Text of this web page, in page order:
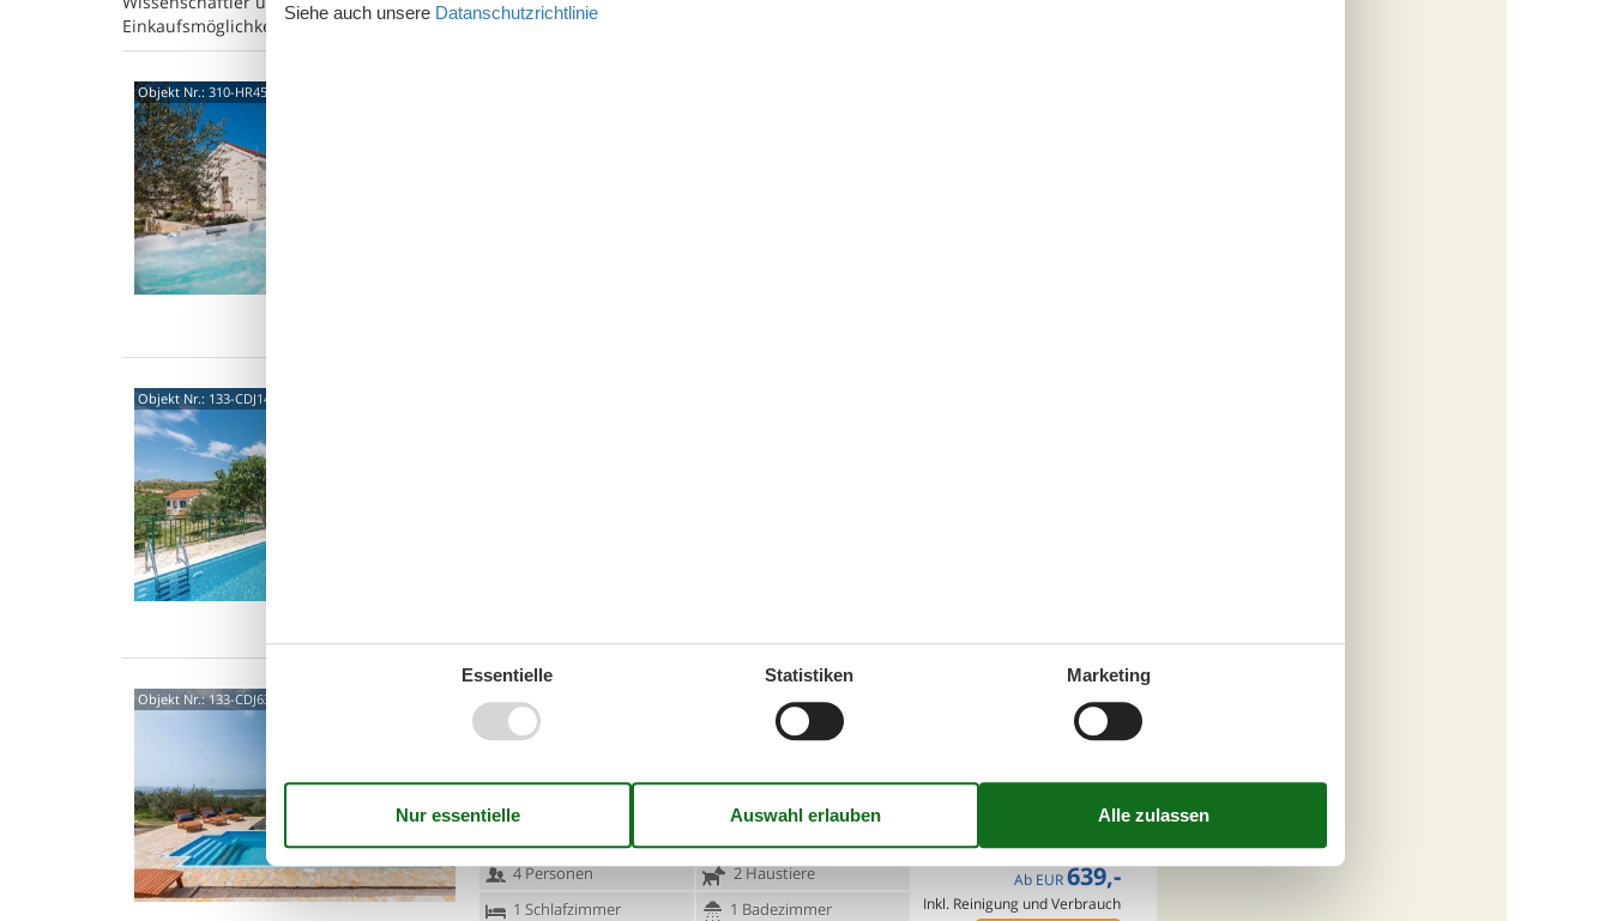
Einkaufsmöglichkeiten, sondern auch ein reich gefüllter Veranstaltungskalender sowie zahlreiche Museen und Galerien.
Objekt Nr.: 310-HR4500.681.1
Objekt Nr.: 133-CDJ140
Objekt Nr.:133-CDJ639
Tare - Sibenik-Donje Polje - 22000 -
Donje Polje
Donje Polje, nahe
der Stadt Šibenik, und ist für Paare oder
Familien geeignet. Es liegt auf einem
4 Personen
2 Haustiere
1 Schlafzimmer
1 Badezimmer
Zu Favoriten hinzufügen
7 Übernachtungen
Ab EUR639,-
Inkl. Reinigung und Verbrauch
Siehe auch unsere Datanschutzrichtlinie
Essentielle Statistiken Marketing